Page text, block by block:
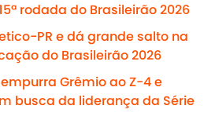
rodada do Brasileirão 2026
PR e dá grande salto na
do Brasileirão 2026
Grêmio ao Z-4 e
busca da liderança da Série